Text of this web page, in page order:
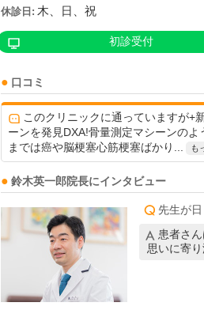
休診日: 木、日、祝
初診受付
口コミ
このクリニックに通っていますが+
ーンを発見DXA!骨量測定マシーンのよ
までは癌や脳梗塞心筋梗塞ばかり...
も
鈴木英一郎院長にインタビュー
先生が
患者さ
思いに寄